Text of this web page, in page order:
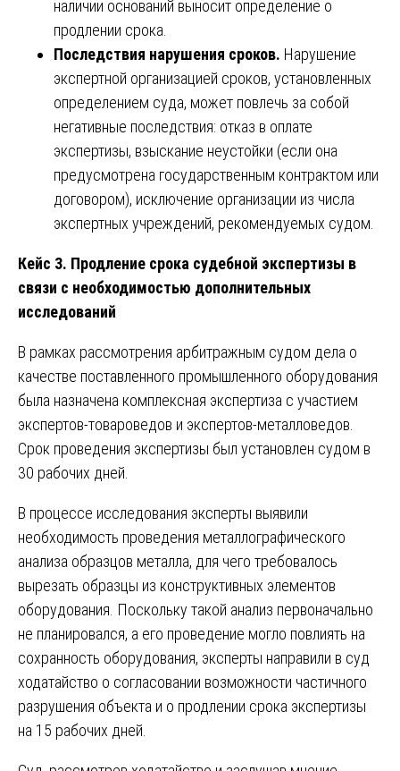
наличии оснований выносит определение о
продлении срока.
Последствия нарушения сроков. Нарушение
экспертной организацией сроков, установленных
определением суда, может повлечь за собой
негативные последствия: отказ в оплате
экспертизы, взыскание неустойки (если она
предусмотрена государственным контрактом или
договором), исключение организации из числа
экспертных учреждений, рекомендуемых судом.
Кейс 3. Продление срока судебной экспертизы в
связи с необходимостью дополнительных
исследований
В рамках рассмотрения арбитражным судом дела о
качестве поставленного промышленного оборудования
была назначена комплексная экспертиза с участием
экспертов-товароведов и экспертов-металловедов.
Срок проведения экспертизы был установлен судом в
30 рабочих дней.
В процессе исследования эксперты выявили
необходимость проведения металлографического
анализа образцов металла, для чего требовалось
вырезать образцы из конструктивных элементов
оборудования. Поскольку такой анализ первоначально
не планировался, а его проведение могло повлиять на
сохранность оборудования, эксперты направили в суд
ходатайство о согласовании возможности частичного
разрушения объекта и о продлении срока экспертизы
на 15 рабочих дней.